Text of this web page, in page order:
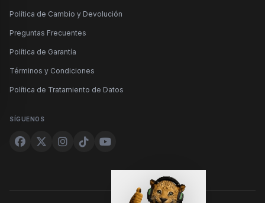
Política de Cambio y Devolución
Preguntas Frecuentes
Política de Garantía
Términos y Condiciones
Política de Tratamiento de Datos
SÍGUENOS